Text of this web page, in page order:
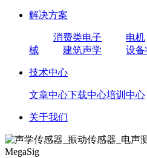
解决方案
消费类电子 电机
械
建筑声学 设备
技术中心
文章中心下载中心培训中心
关于我们